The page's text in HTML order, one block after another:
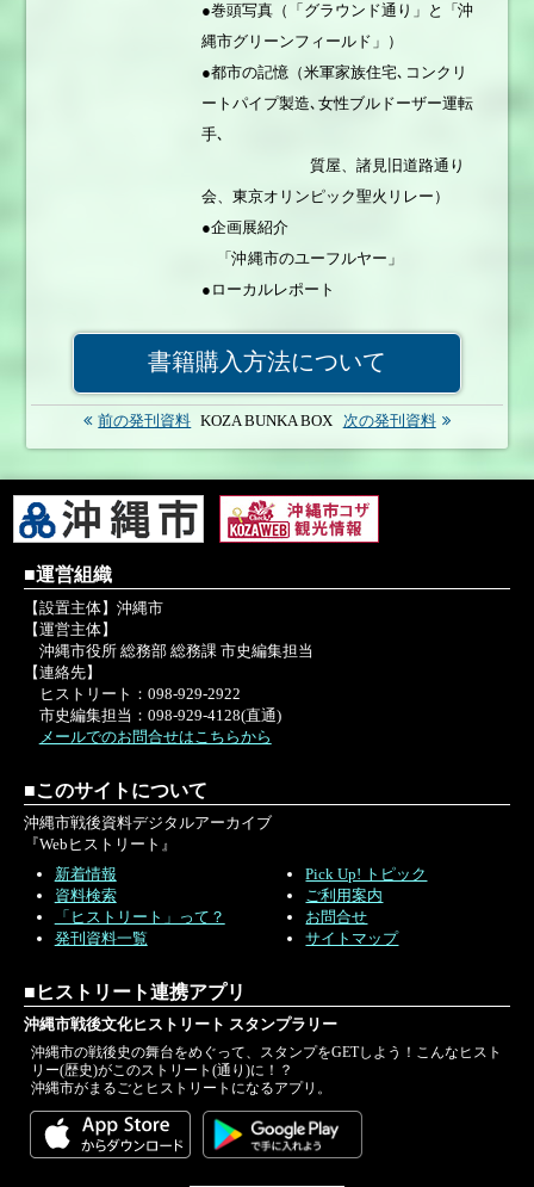
ザ」の素顔を描く。さらに戦後におけ
る米軍基地のまちの形成という、コザ
と様相を同じくする韓国の基地のまち
（ピョンテク市）にスポットを当てた
論文を掲載。
●巻頭写真（「グラウンド通り」と「沖
縄市グリーンフィールド」）
●都市の記憶（米軍家族住宅､コンクリ
ートパイプ製造､女性ブルドーザー運転
手､
質屋、諸見旧道路通り
会、東京オリンピック聖火リレー）
●企画展紹介
「沖縄市のユーフルヤー」
●ローカルレポート
し－復帰前の状況を中心に－」／崎浜
「基地の街に生まれた楽器店」／三
島わかな
●証言①基地の街・コザの産業
「－テーラー(仕立屋)－」／ヴィシ
ュヌ・ストラニ
●寄稿論文
「米軍基地の影響を受けた街－韓
国・ピョンテク市－」／波照間陽
則」(英和対訳)
●『沖縄市史』発刊資料の紹介
●編集工房・巻末写真(パルミラ通り)
書籍購入方法について
前の発刊資料 KOZA BUNKA BOX 次の発刊資料
■運営組織
【設置主体】沖縄市
【運営主体】
沖縄市役所 総務部 総務課 市史編集担当
【連絡先】
ヒストリート：098-929-2922
市史編集担当：098-929-4128(直通)
メールでのお問合せはこちらから
■このサイトについて
沖縄市戦後資料デジタルアーカイブ
『Webヒストリート』
新着情報
資料検索
「ヒストリート」って？
発刊資料一覧
Pick Up! トピック
ご利用案内
お問合せ
サイトマップ
■ヒストリート連携アプリ
沖縄市戦後文化ヒストリート スタンプラリー
沖縄市の戦後史の舞台をめぐって、スタンプをGETしよう！こんなヒスト
リー(歴史)がこのストリート(通り)に！？
沖縄市がまるごとヒストリートになるアプリ。